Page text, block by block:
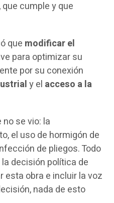
cumple y que
que modificar el
para optimizar su
por su conexión
y el acceso a la
se vio: la
el uso de hormigón de
de pliegos. Todo
decisión política de
esta obra e incluir la voz
nada de esto